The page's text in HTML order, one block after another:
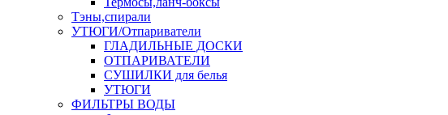
Тэны,спирали
УТЮГИ/Отпариватели
ГЛАДИЛЬНЫЕ ДОСКИ
ОТПАРИВАТЕЛИ
СУШИЛКИ для белья
УТЮГИ
ФИЛЬТРЫ ВОДЫ